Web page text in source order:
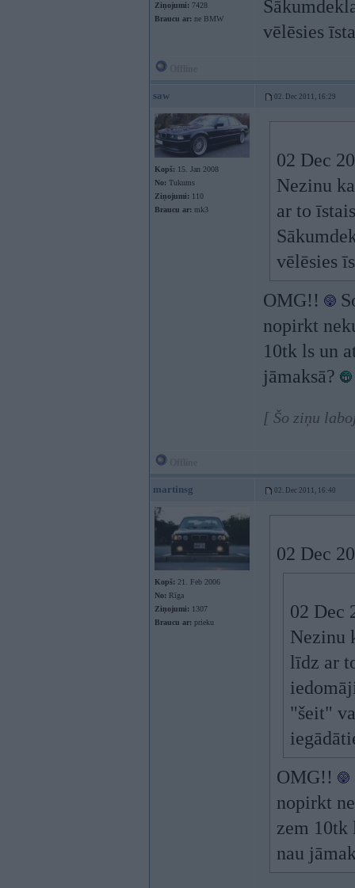
Ziņojumi: 7428
Braucu ar: ne BMW
vēlēsies
saw 02. Dec 2011, 16:29
Kopš: 15. Jan 2008
No: Tukums
Ziņojumi: 110
Braucu ar: mk3
02 Dec
Nezinu
ar to
vēlēsies
OMG!!
nopirkt
10tk ls un
jāmaksā?
[ Šo ziņu
martinsg 02. Dec 2011, 16:40
Kopš: 21. Feb 2006
No: Rīga
Ziņojumi: 1307
Braucu ar: prieku
02 Dec
02 Dec
Nezinu
līdz ar
"šeit"
OMG!!
nopirkt
zem 10tk
nau